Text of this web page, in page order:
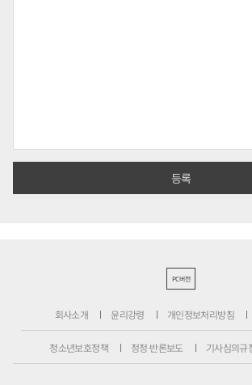
PC버전
회사소개 윤리강령 개인정보처리방침
청소년보호정책 정정·반론보도 기사심의규